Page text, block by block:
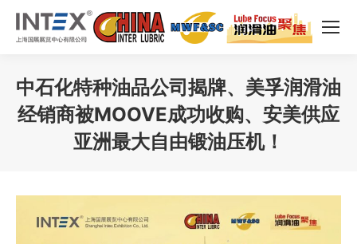
中石化特种油品公司揭牌、美孚润滑油
经销商被MOOVE成功收购、安美供应
亚洲最大自由锻油压机！